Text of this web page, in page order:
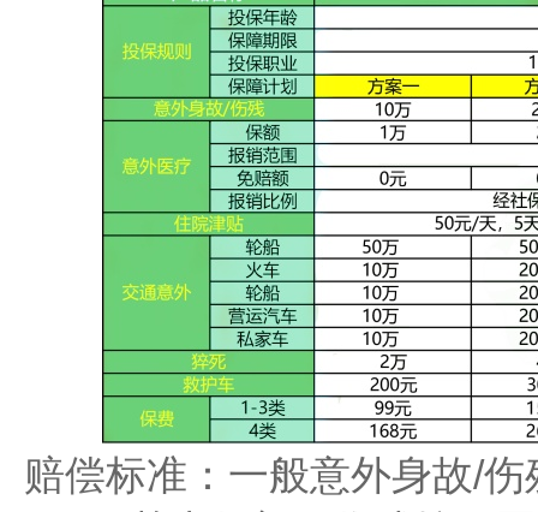
赔偿标准：一般意外身故/